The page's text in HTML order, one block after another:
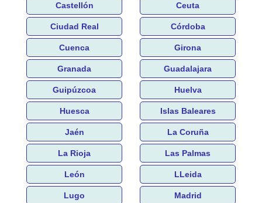
Castellón Ceuta
Ciudad Real Córdoba
Cuenca Girona
Granada Guadalajara
Guipúzcoa Huelva
Huesca Islas Baleares
Jaén La Coruña
La Rioja Las Palmas
León LLeida
Lugo Madrid